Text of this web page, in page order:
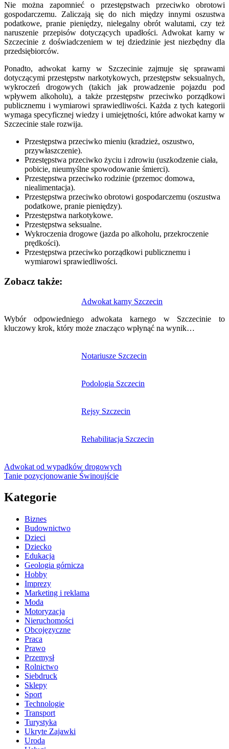
Nie można zapomnieć o przestępstwach przeciwko obrotowi
gospodarczemu. Zaliczają się do nich między innymi oszustwa
podatkowe, pranie pieniędzy, nielegalny obrót walutami, czy też
naruszenie przepisów dotyczących upadłości. Adwokat karny w
Szczecinie z doświadczeniem w tej dziedzinie jest niezbędny dla
przedsiębiorców.
Ponadto, adwokat karny w Szczecinie zajmuje się sprawami
dotyczącymi przestępstw narkotykowych, przestępstw seksualnych,
wykroczeń drogowych (takich jak prowadzenie pojazdu pod
wpływem alkoholu), a także przestępstw przeciwko porządkowi
publicznemu i wymiarowi sprawiedliwości. Każda z tych kategorii
wymaga specyficznej wiedzy i umiejętności, które adwokat karny w
Szczecinie stale rozwija.
Przestępstwa przeciwko mieniu (kradzież, oszustwo,
przywłaszczenie).
Przestępstwa przeciwko życiu i zdrowiu (uszkodzenie ciała,
pobicie, nieumyślne spowodowanie śmierci).
Przestępstwa przeciwko rodzinie (przemoc domowa,
niealimentacja).
Przestępstwa przeciwko obrotowi gospodarczemu (oszustwa
podatkowe, pranie pieniędzy).
Przestępstwa narkotykowe.
Przestępstwa seksualne.
Wykroczenia drogowe (jazda po alkoholu, przekroczenie
prędkości).
Przestępstwa przeciwko porządkowi publicznemu i
wymiarowi sprawiedliwości.
Zobacz także:
Adwokat karny Szczecin
Wybór odpowiedniego adwokata karnego w Szczecinie to
kluczowy krok, który może znacząco wpłynąć na wynik…
Notariusze Szczecin
Podologia Szczecin
Rejsy Szczecin
Rehabilitacja Szczecin
wpisu
Adwokat od wypadków drogowych
Tanie pozycjonowanie Świnoujście
Kategorie
Biznes
Budownictwo
Dzieci
Dziecko
Edukacja
Geologia górnicza
Hobby
Imprezy
Marketing i reklama
Moda
Motoryzacja
Nieruchomości
Obcojęzyczne
Praca
Prawo
Przemysł
Rolnictwo
Siebdruck
Sklepy
Sport
Technologie
Transport
Turystyka
Ukryte Zajawki
Uroda